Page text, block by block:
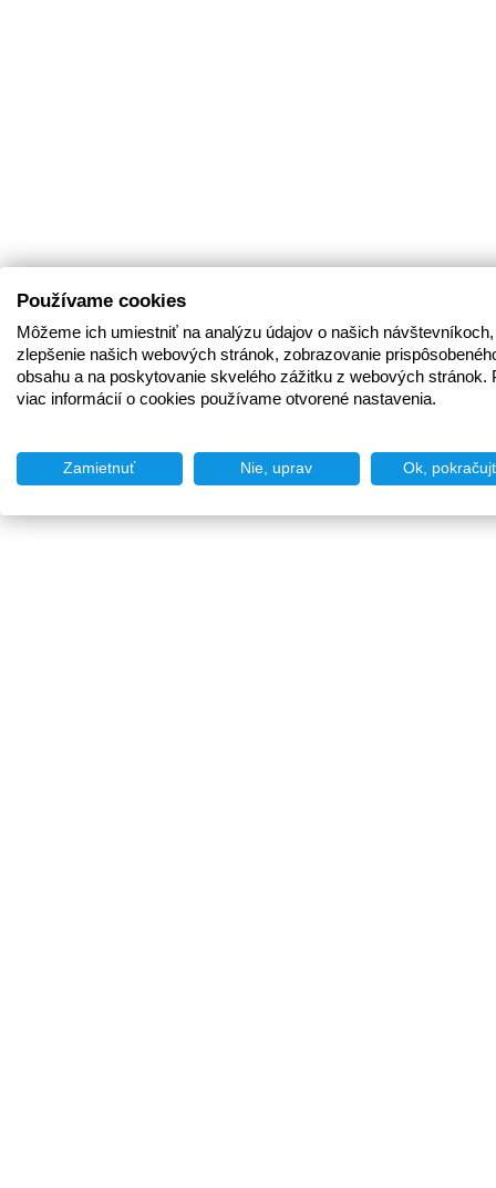
Používame cookies
Môžeme ich umiestniť na analýzu údajov o našich
zlepšenie našich webových stránok, zobrazovanie
obsahu a na poskytovanie skvelého zážitku z webových stránok.
viac informácií o cookies používame otvorené nastavenia.
Zamietnuť Nie, uprav Ok,